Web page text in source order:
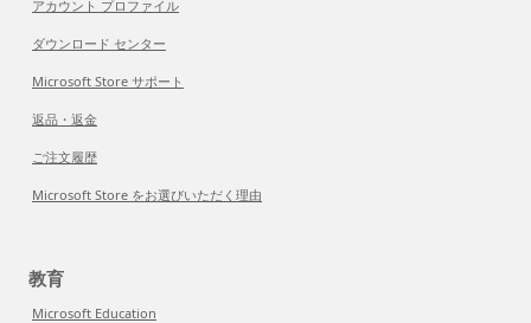
アカウント プロファイル
ダウンロード センター
Microsoft Store サポート
返品・返金
ご注文履歴
Microsoft Store をお選びいただく理由
教育
Microsoft Education